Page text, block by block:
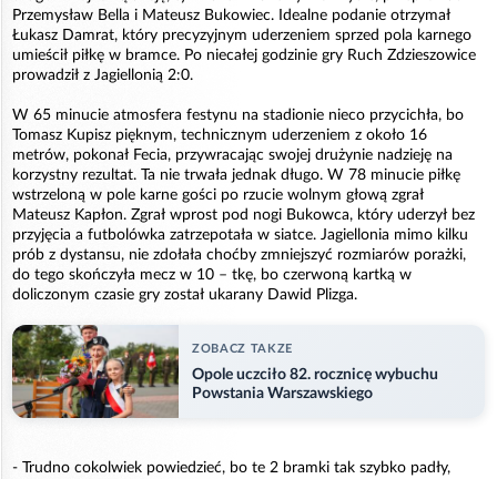
Przemysław Bella i Mateusz Bukowiec. Idealne podanie otrzymał
Łukasz Damrat, który precyzyjnym uderzeniem sprzed pola karnego
umieścił piłkę w bramce. Po niecałej godzinie gry Ruch Zdzieszowice
prowadził z Jagiellonią 2:0.
W 65 minucie atmosfera festynu na stadionie nieco przycichła, bo
Tomasz Kupisz pięknym, technicznym uderzeniem z około 16
metrów, pokonał Fecia, przywracając swojej drużynie nadzieję na
korzystny rezultat. Ta nie trwała jednak długo. W 78 minucie piłkę
wstrzeloną w pole karne gości po rzucie wolnym głową zgrał
Mateusz Kapłon. Zgrał wprost pod nogi Bukowca, który uderzył bez
przyjęcia a futbolówka zatrzepotała w siatce. Jagiellonia mimo kilku
prób z dystansu, nie zdołała choćby zmniejszyć rozmiarów porażki,
do tego skończyła mecz w 10 – tkę, bo czerwoną kartką w
doliczonym czasie gry został ukarany Dawid Plizga.
ZOBACZ TAKZE
Opole uczciło 82. rocznicę wybuchu
Powstania Warszawskiego
- Trudno cokolwiek powiedzieć, bo te 2 bramki tak szybko padły,